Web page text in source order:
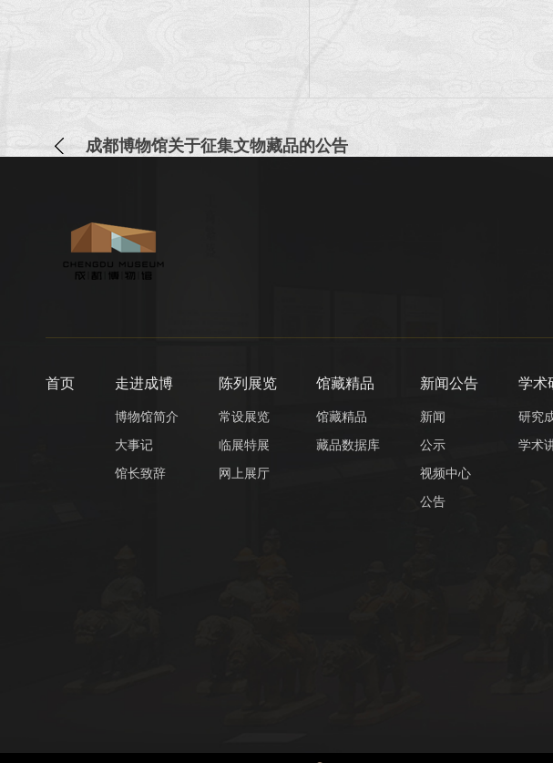
成都博物馆关于征集文物藏品的公告
首页 走进成博
博物馆简介
大事记
馆长致辞
陈列展览
常设展览
临展特展
网上展厅
馆藏精品
馆藏精品
藏品数据库
新闻公告
新闻
公示
视频中心
公告
学术
研究
学术